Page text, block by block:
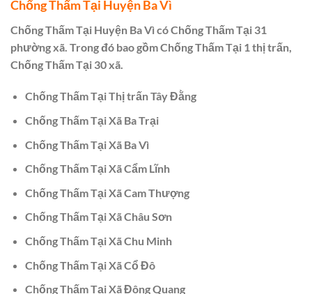
Chống Thấm Tại Huyện Ba Vì
Chống Thấm Tại Huyện Ba Vì có Chống Thấm Tại 31
phường xã. Trong đó bao gồm Chống Thấm Tại 1 thị trấn,
Chống Thấm Tại 30 xã.
Chống Thấm Tại Thị trấn Tây Đằng
Chống Thấm Tại Xã Ba Trại
Chống Thấm Tại Xã Ba Vì
Chống Thấm Tại Xã Cẩm Lĩnh
Chống Thấm Tại Xã Cam Thượng
Chống Thấm Tại Xã Châu Sơn
Chống Thấm Tại Xã Chu Minh
Chống Thấm Tại Xã Cổ Đô
Chống Thấm Tại Xã Đông Quang